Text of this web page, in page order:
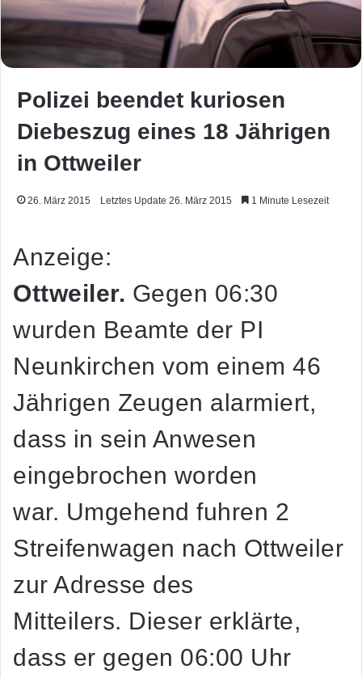
Polizei beendet kuriosen
Diebeszug eines 18 Jährigen
in Ottweiler
26. März 2015 Letztes Update 26. März 2015 1 Minute Lesezeit
Anzeige:
Ottweiler. Gegen 06:30
wurden Beamte der PI
Neunkirchen vom einem 46
Jährigen Zeugen alarmiert,
dass in sein Anwesen
eingebrochen worden
war. Umgehend fuhren 2
Streifenwagen nach Ottweiler
zur Adresse des
Mitteilers. Dieser erklärte,
dass er gegen 06:00 Uhr